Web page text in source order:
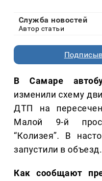
Служба новостей
Автор статьи
В Самаре
изменили схему
ДТП на
Малой 9-й
“Колизея”. В
запустили в объезд.
Как сообщают